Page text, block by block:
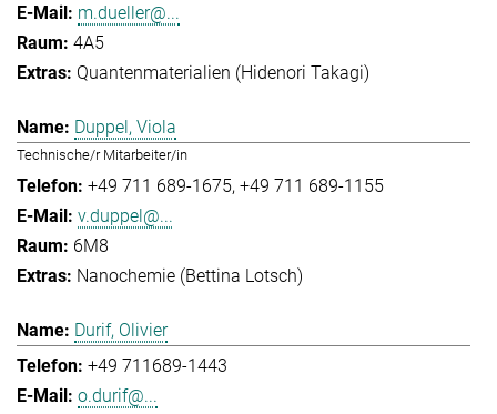
m.dueller@...
4A5
Quantenmaterialien (Hidenori Takagi)
Duppel, Viola
Technische/r Mitarbeiter/in
+49 711 689-1675 +49 711 689-1155
v.duppel@...
6M8
Nanochemie (Bettina Lotsch)
Durif, Olivier
+49 711689-1443
o.durif@...